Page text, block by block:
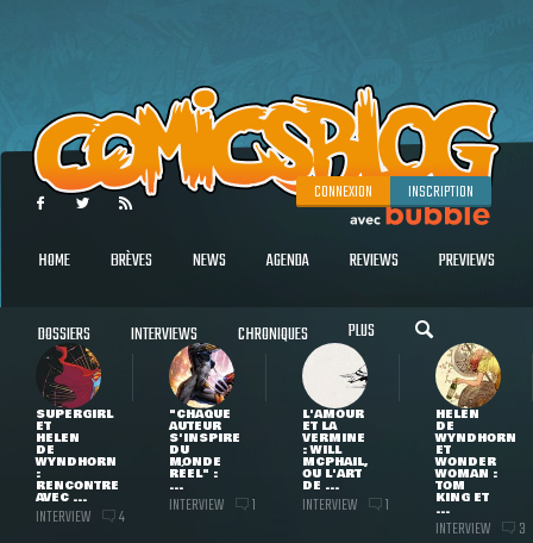
CONNEXION INSCRIPTION
HOME BRÈVES NEWS AGENDA REVIEWS PREVIEWS
DOSSIERS INTERVIEWS CHRONIQUES PLUS
SUPERGIRL
ET
HELEN
DE
WYNDHORN
:
RENCONTRE
AVEC ...
INTERVIEW 4
"CHAQUE
AUTEUR
S'INSPIRE
DU
MONDE
RÉEL" :
...
INTERVIEW 1
L'AMOUR
ET LA
VERMINE
: WILL
MCPHAIL,
OU L'ART
DE ...
INTERVIEW 1
HELEN
DE
WYNDHORN
ET
WONDER
WOMAN :
TOM
KING ET
...
INTERVIEW 3